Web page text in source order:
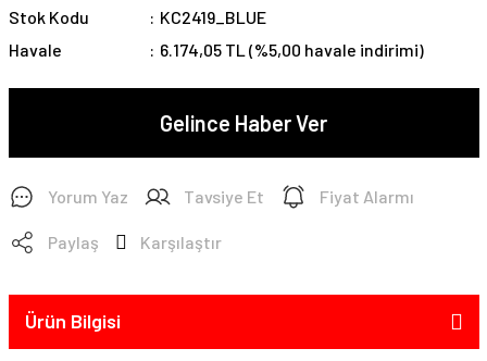
Stok Kodu
KC2419_BLUE
Havale
6.174,05 TL (%5,00 havale indirimi)
Gelince Haber Ver
Yorum Yaz Tavsiye Et Fiyat Alarmı
Paylaş Karşılaştır
Ürün Bilgisi